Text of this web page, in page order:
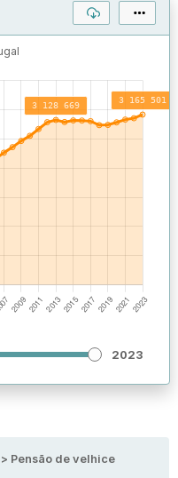
2023
Pensão de velhice